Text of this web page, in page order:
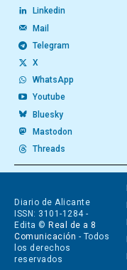
Linkedin
Mail
Telegram
X
WhatsApp
Youtube
Bluesky
Mastodon
Threads
Diario de Alicante
ISSN: 3101-1284 -
Edita © Real de a 8
Comunicación - Todos
los derechos
reservados